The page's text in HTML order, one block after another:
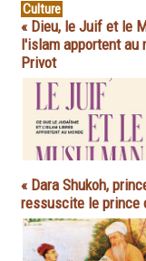
Culture
« Dieu, le Juif et le
l'islam apportent au
Privot
« Dara Shukoh,
ressuscite le prince